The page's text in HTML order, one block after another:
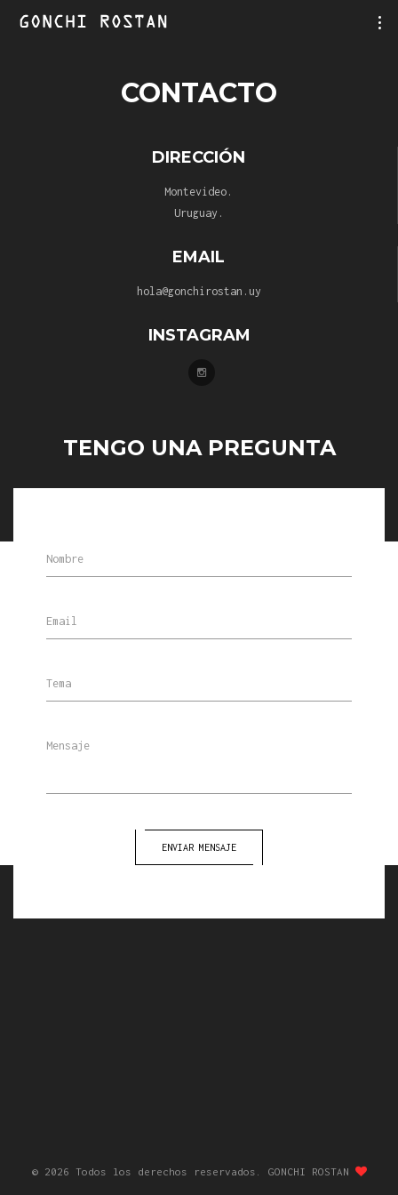
CONTACTO
DIRECCIÓN
Montevideo.
Uruguay.
EMAIL
hola@gonchirostan.uy
INSTAGRAM
TENGO UNA PREGUNTA
Nombre
Email
Tema
Mensaje
ENVIAR MENSAJE
© 2026 Todos los derechos reservados. GONCHI ROSTAN